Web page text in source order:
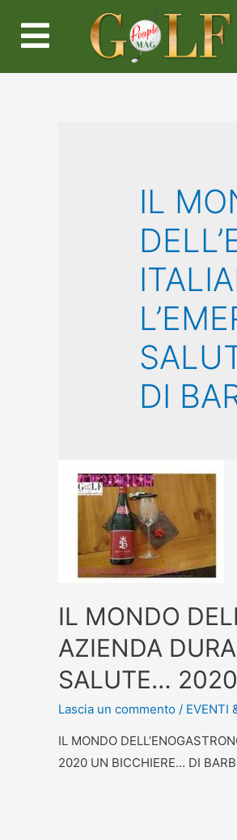
IL
DI
IL MONDO
AZIENDA
SALUTE… 2020
Lascia un commento / EVENTI
IL MONDO
2020 UN BICCHIERE… DI